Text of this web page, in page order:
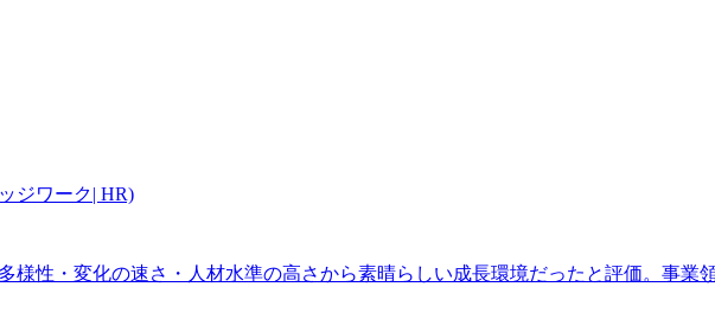
ジワーク| HR)
様性・変化の速さ・人材水準の高さから素晴らしい成長環境だったと評価。事業